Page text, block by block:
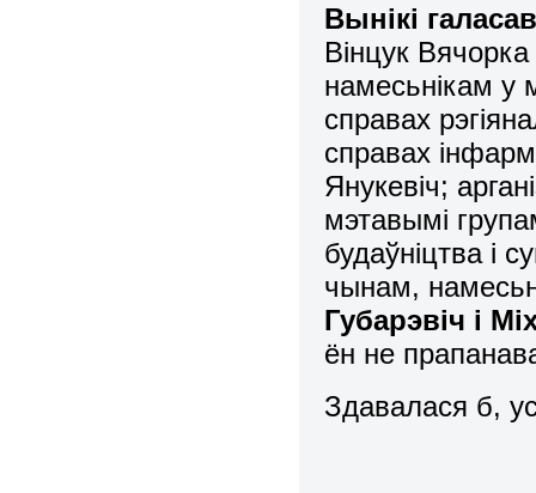
Вынікі
Вінцук
намесьнікам у
справах
справах
Янукевіч;
мэтавымі
будаўніцтва і
чынам,
Губарэвіч і
ён не
Здавалася б,